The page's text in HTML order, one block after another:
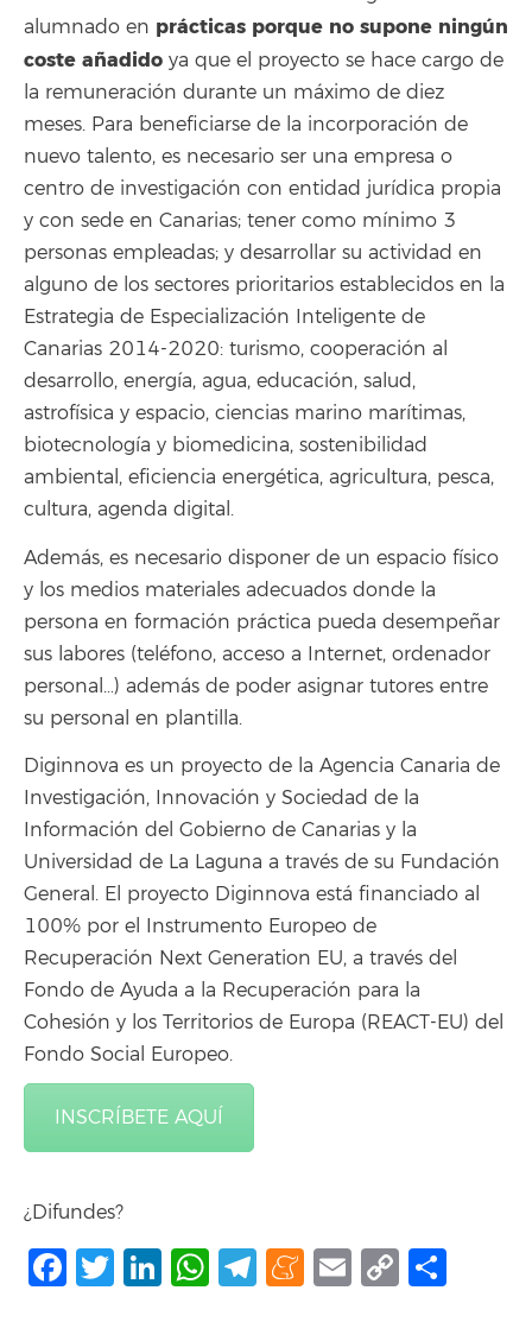
alumnado en prácticas porque no supone ningún
coste añadido ya que el proyecto se hace cargo de
la remuneración durante un máximo de diez
meses. Para beneficiarse de la incorporación de
nuevo talento, es necesario ser una empresa o
centro de investigación con entidad jurídica propia
y con sede en Canarias; tener como mínimo 3
personas empleadas; y desarrollar su actividad en
alguno de los sectores prioritarios establecidos en la
Estrategia de Especialización Inteligente de
Canarias 2014-2020: turismo, cooperación al
desarrollo, energía, agua, educación, salud,
astrofísica y espacio, ciencias marino marítimas,
biotecnología y biomedicina, sostenibilidad
ambiental, eficiencia energética, agricultura, pesca,
cultura, agenda digital.
Además, es necesario disponer de un espacio físico
y los medios materiales adecuados donde la
persona en formación práctica pueda desempeñar
sus labores (teléfono, acceso a Internet, ordenador
personal…) además de poder asignar tutores entre
su personal en plantilla.
Diginnova es un proyecto de la Agencia Canaria de
Investigación, Innovación y Sociedad de la
Información del Gobierno de Canarias y la
Universidad de La Laguna a través de su Fundación
General. El proyecto Diginnova está financiado al
100% por el Instrumento Europeo de
Recuperación Next Generation EU, a través del
Fondo de Ayuda a la Recuperación para la
Cohesión y los Territorios de Europa (REACT-EU) del
Fondo Social Europeo.
INSCRÍBETE AQUÍ
¿Difundes?
Facebook
Twitter
LinkedIn
WhatsApp
Telegram
Meneame
Email
Copy